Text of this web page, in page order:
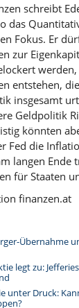
schreibt
das
Fokus. Er
zur
werden,
entstehen,
insgesamt
Geldpolitik
könnten
Fed die
langen Ende
für Staaten
finanzen.at
Übernahme
legt zu:
unter Druck: